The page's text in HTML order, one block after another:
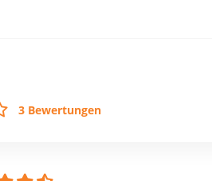
3 Bewertungen